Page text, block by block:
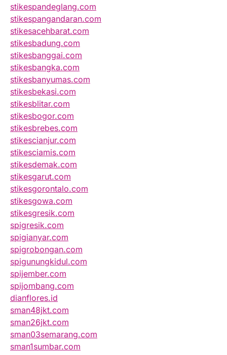
stikespandeglang.com
stikespangandaran.com
stikesacehbarat.com
stikesbadung.com
stikesbanggai.com
stikesbangka.com
stikesbanyumas.com
stikesbekasi.com
stikesblitar.com
stikesbogor.com
stikesbrebes.com
stikescianjur.com
stikesciamis.com
stikesdemak.com
stikesgarut.com
stikesgorontalo.com
stikesgowa.com
stikesgresik.com
spigresik.com
spigianyar.com
spigrobongan.com
spigunungkidul.com
spijember.com
spijombang.com
dianflores.id
sman48jkt.com
sman26jkt.com
sman03semarang.com
sman1sumbar.com